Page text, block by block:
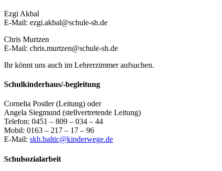
Ezgi Akbal
E-Mail: ezgi.akbal@schule-sh.de
Chris Murtzen
E-Mail: chris.murtzen@schule-sh.de
Ihr könnt uns auch im Lehrerzimmer aufsuchen.
Schulkinderhaus/-begleitung
Cornelia Postler (Leitung) oder
Angela Siegmund (stellvertretende Leitung)
Telefon: 0451 – 809 – 034 – 44
Mobil: 0163 – 217 – 17 – 96
E-Mail: skh.baltic@kinderwege.de
Schulsozialarbeit